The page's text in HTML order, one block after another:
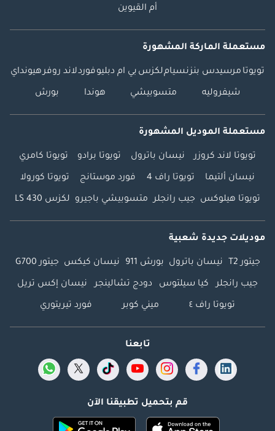
أم القيوين
مستعملة الماركة المشهورة
تويوتا مرسيدس بنزنسياملكزس بي ام دبليوفوردلاند روفرهيونداي
شيفروليه متسوبيشي هوندا بورش
مستعملة الموديل المشهورة
تويوتا لاند كروزر نيسان باترول تويوتا برادو تويوتا كامري
نيسان ألتيما تويوتا راف 4 فورد موستانج تويوتا كورولا
تويوتا هيلوكس جيب رانجلر متسوبيشي باجيرو لكزس LS 430
موديلات جديدة شعبية
جيتور T2 نيسان باترول بورش 911 نيسان كيكس جيتور G700
جيب رانجلر كيا سيلتوس دودج تشالينجر نيسان إكس تريل
تويوتا راف ٤ ميني كوبر فورد تيريتوري
تابعنا
قم بتحميل تطبيقنا الآن